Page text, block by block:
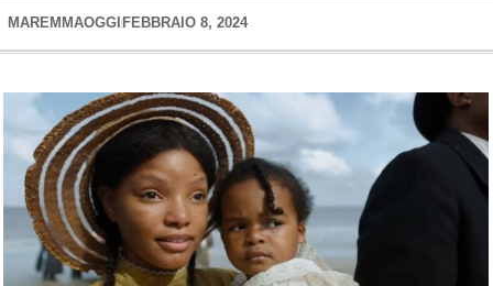
MAREMMAOGGI FEBBRAIO 8, 2024